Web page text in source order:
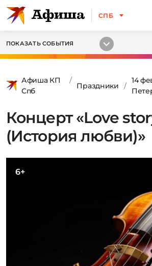
СПБ
ПОКАЗАТЬ СОБЫТИЯ
Афиша КП
Спб
Праздники
14
Концерт «Love
(История любви)»
6+